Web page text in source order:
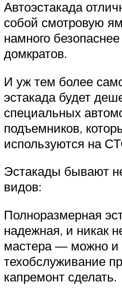
Автоэстакада
собой смотровую
намного
домкратов.
И уж тем более
эстакада будет
специальных
подъемников,
используются на
Эстакады бывают
видов:
Полноразмерная
надежная, и никак
мастера — можно и
техобслуживание
капремонт сделать.